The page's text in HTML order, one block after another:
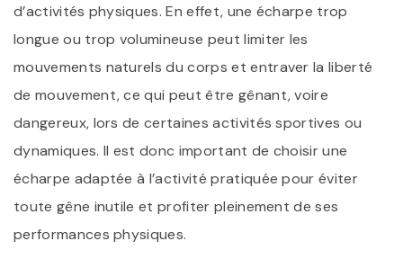
d’activités physiques. En effet, une écharpe trop
longue ou trop volumineuse peut limiter les
mouvements naturels du corps et entraver la liberté
de mouvement, ce qui peut être gênant, voire
dangereux, lors de certaines activités sportives ou
dynamiques. Il est donc important de choisir une
écharpe adaptée à l’activité pratiquée pour éviter
toute gêne inutile et profiter pleinement de ses
performances physiques.